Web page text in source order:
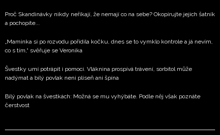
Proč Skandinávky nikdy neříkají, že nemají co na sebe? Okopírujte jejich šatník
a pochopíte...
„Maminka si po rozvodu pořídila kočku, dnes se to vymklo kontrole a já nevím,
co s tím,“ svěřuje se Veronika
Švestky umí potrápit i pomoci. Vláknina prospívá trávení, sorbitol může
nadýmat a bílý povlak není plíseň ani špína
Bílý povlak na švestkách: Možná se mu vyhýbáte. Podle něj však poznáte
čerstvost